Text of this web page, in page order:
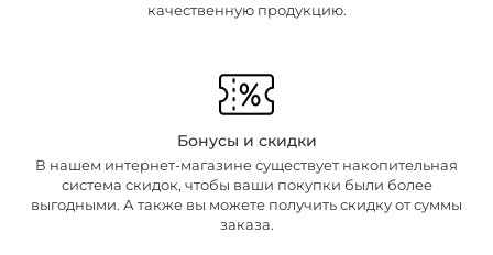
качественную продукцию.
Бонусы и скидки
В нашем интернет-магазине существует накопительная
система скидок, чтобы ваши покупки были более
выгодными. А также вы можете получить скидку от суммы
заказа.